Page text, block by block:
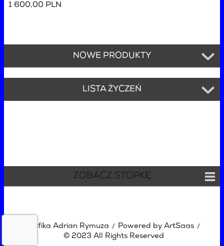
1 600,00 PLN
NOWE PRODUKTY
LISTA ŻYCZEŃ
ZOBACZ STOPKĘ
Grafika Adrian Rymuza / Powered by ArtSaas/
© 2023 All Rights Reserved